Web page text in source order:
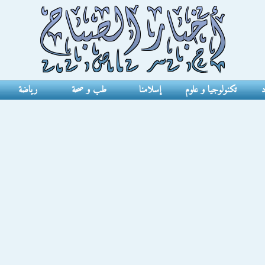
تكنولوجيا و علوم إسلامنا طب و صحة رياضة